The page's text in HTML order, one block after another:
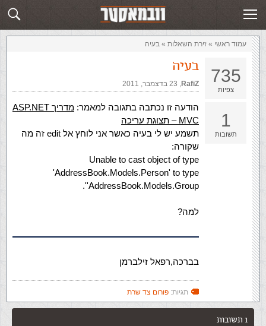
שלח תשובה זירת השאלות
עמוד ראשי » ‏זירת השאלות‏ » בעיה
735
צפיות
1
תשובות
בעיה
RafiZ
,‏ 23 בדצמבר, 2011
הודעה זו נכתבה בתגובה למאמר:
מדריך ASP.NET
MVC – תצוגת עריכה
תשמע יש לי בעיה כאשר אני לוחץ אל edit זה מה
שקורה:
Unable to cast object of type
'AddressBook.Models.Person' to type
'AddressBook.Models.Group'.
למה?
בברכה,רפאל זילברמן
תגיות: פורום צד שרת
1 תשובות